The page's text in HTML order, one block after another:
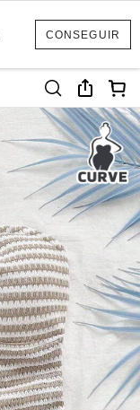
CONSEGUIR